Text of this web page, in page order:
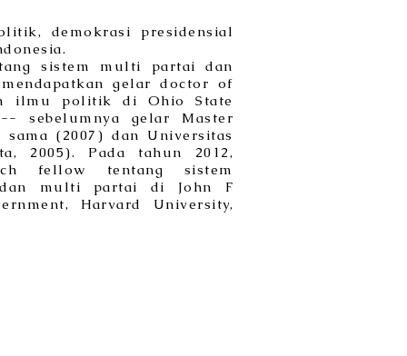
demokrasi presidensial
sistem multi partai dan
gelar doctor of
ilmu politik di Ohio State
sebelumnya gelar Master
(2007) dan Universitas
2005). Pada tahun 2012,
fellow tentang sistem
dan multi partai di John F
Harvard University,